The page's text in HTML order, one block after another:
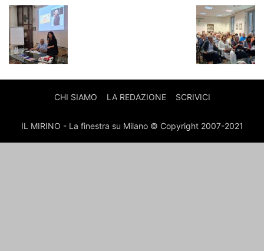
CHI SIAMO LA REDAZIONE SCRIVICI
IL MIRINO - La finestra su Milano © Copyright 2007-2021